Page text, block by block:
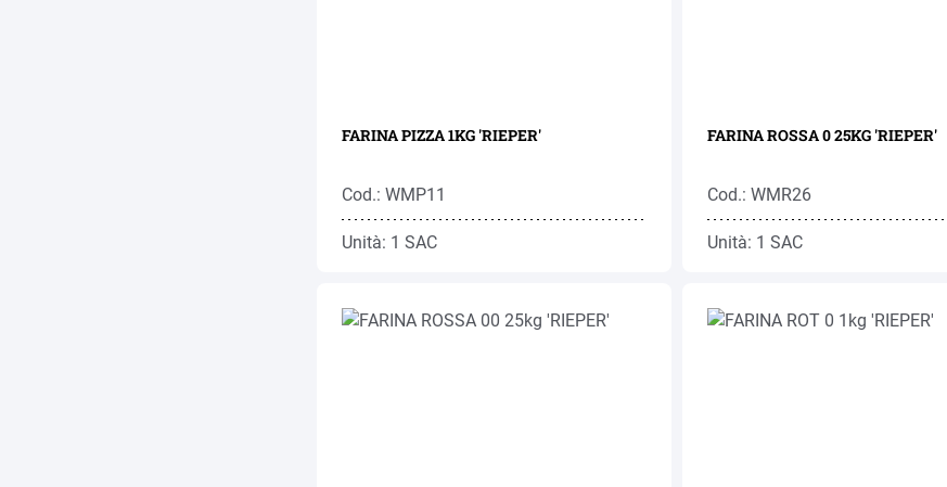
FARINA PIZZA 1KG 'RIEPER'
Cod.: WMP11
Unità: 1 SAC
FARINA ROSSA 0 25KG 'RIEPER'
Cod.: WMR26
Unità: 1 SAC